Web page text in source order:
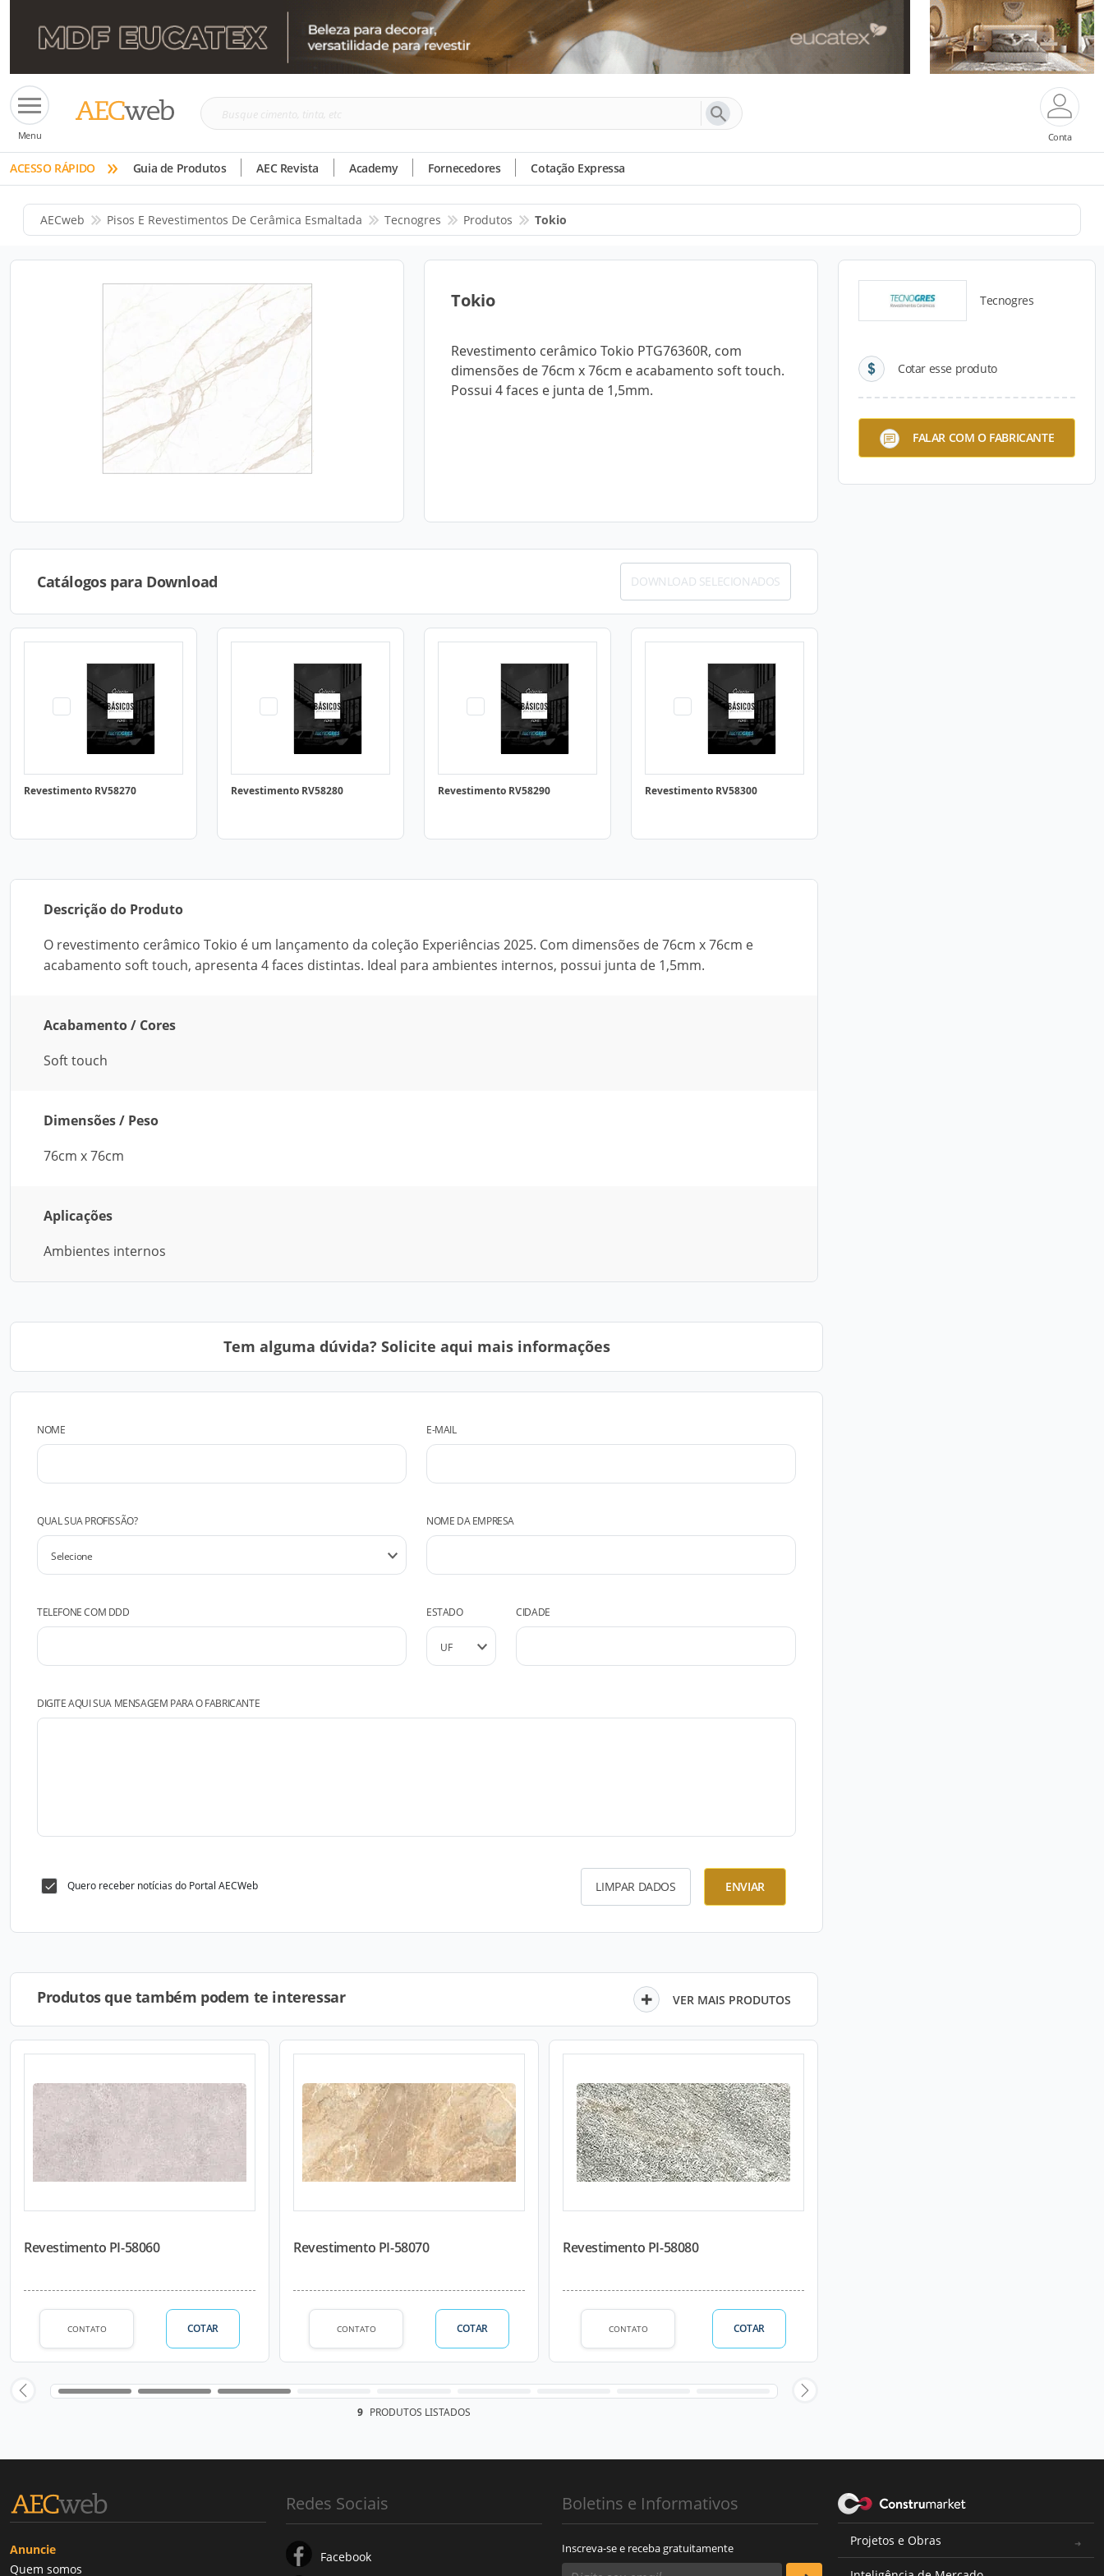
Menu
Busque
tinta,
etc
Conta
ACESSO RÁPIDO » Guia de Produtos AEC Revista Academy Fornecedores Cotação Expressa
AECweb Pisos E Revestimentos De Cerâmica Esmaltada Tecnogres Produtos Tokio
Tokio
Revestimento cerâmico Tokio PTG76360R, com
dimensões de 76cm x 76cm e acabamento soft touch.
Possui 4 faces e junta de 1,5mm.
Tecnogres
Cotar esse produto
FALAR COM O FABRICANTE
Catálogos para Download DOWNLOAD SELECIONADOS
Revestimento RV58270 Revestimento RV58280 Revestimento RV58290 Revestimento RV58300
Descrição do Produto
O revestimento cerâmico Tokio é um lançamento da coleção Experiências 2025. Com dimensões de 76cm x 76cm e
acabamento soft touch, apresenta 4 faces distintas. Ideal para ambientes internos, possui junta de 1,5mm.
Acabamento / Cores
Soft touch
Dimensões / Peso
76cm x 76cm
Aplicações
Ambientes internos
Tem alguma dúvida? Solicite aqui mais informações
NOME E-MAIL
QUAL SUA PROFISSÃO? NOME DA EMPRESA
TELEFONE COM DDD ESTADO CIDADE
DIGITE AQUI SUA MENSAGEM PARA O FABRICANTE
Quero receber notícias do Portal AECWeb LIMPAR DADOS ENVIAR
Produtos que também podem te interessar VER MAIS PRODUTOS
Revestimento PI-58060
CONTATO COTAR
Revestimento PI-58070
CONTATO COTAR
Revestimento PI-58080
CONTATO COTAR
9 PRODUTOS LISTADOS
Anuncie
Quem somos
Redes Sociais
Facebook
Boletins e Informativos
Inscreva-se e receba gratuitamente
Projetos e Obras